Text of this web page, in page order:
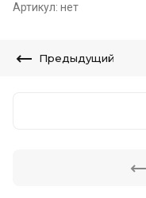
Артикул: нет
Предыдущий